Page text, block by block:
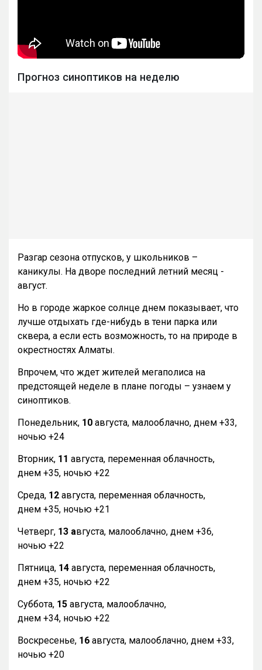
Прогноз синоптиков на неделю
Разгар сезона отпусков, у школьников –
каникулы. На дворе последний летний месяц -
август.
Но в городе жаркое солнце днем показывает, что
лучше отдыхать где-нибудь в тени парка или
сквера, а если есть возможность, то на природе в
окрестностях Алматы.
Впрочем, что ждет жителей мегаполиса на
предстоящей неделе в плане погоды – узнаем у
синоптиков.
Понедельник, 10 августа, малооблачно, днем +33,
ночью +24
Вторник, 11 августа, переменная облачность,
днем +35, ночью +22
Среда, 12 августа, переменная облачность,
днем +35, ночью +21
Четверг, 13 августа, малооблачно, днем +36,
ночью +22
Пятница, 14 августа, переменная облачность,
днем +35, ночью +22
Суббота, 15 августа, малооблачно,
днем +34, ночью +22
Воскресенье, 16 августа, малооблачно, днем +33,
ночью +20